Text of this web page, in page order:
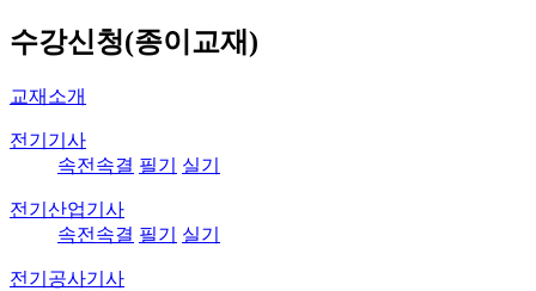
수강신청(종이교재)
교재소개
전기기사
속전속결 필기 실기
전기산업기사
속전속결 필기 실기
전기공사기사